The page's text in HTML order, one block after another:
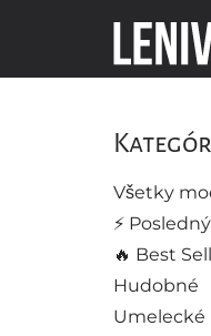
Všetky
⚡️ Posledný
🔥 Best
Hudobné
Umelecké